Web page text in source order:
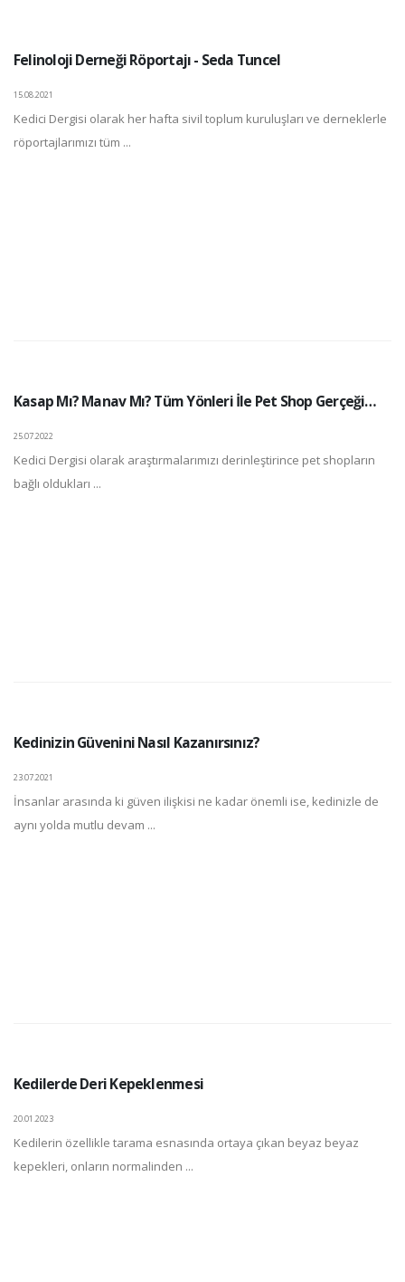
Felinoloji Derneği Röportajı - Seda Tuncel
15.08.2021
Kedici Dergisi olarak her hafta sivil toplum kuruluşları ve derneklerle
röportajlarımızı tüm ...
Kasap Mı? Manav Mı? Tüm Yönleri İle Pet Shop Gerçeği…
25.07.2022
Kedici Dergisi olarak araştırmalarımızı derinleştirince pet shopların
bağlı oldukları ...
Kedinizin Güvenini Nasıl Kazanırsınız?
23.07.2021
İnsanlar arasında ki güven ilişkisi ne kadar önemli ise, kedinizle de
aynı yolda mutlu devam ...
Kedilerde Deri Kepeklenmesi
20.01.2023
Kedilerin özellikle tarama esnasında ortaya çıkan beyaz beyaz
kepekleri, onların normalinden ...